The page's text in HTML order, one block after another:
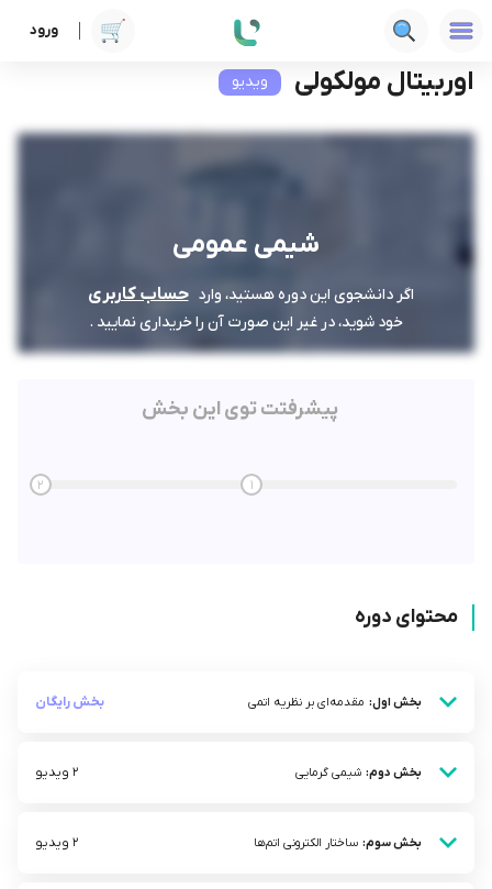
ورود دوره ها فنی‌ومهندسی اوربیتال مولکولی
اوربیتال مولکولی ویدیو
شیمی عمومی
اگر دانشجوی این دوره هستید، وارد حساب کاربری
خود شوید، در غیر این صورت آن را خریداری نمایید .
پیشرفتت توی این بخش
1
2
محتوای دوره
بخش اول: مقدمه‌ای بر نظریه اتمی بخش رایگان
بخش دوم: شیمی گرمایی 2 ویدیو
بخش سوم: ساختار الکترونی اتم‌ها 2 ویدیو